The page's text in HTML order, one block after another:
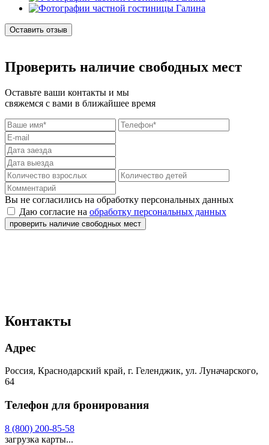
Оставить отзыв
Проверить наличие свободных мест
Оставьте ваши контакты и мы
свяжемся с вами в ближайшее время
Вы не согласились на обработку персональных данных
Даю согласие на обработку персональных данных
проверить наличие свободных мест
Контакты
Адрес
Россия, Краснодарский край, г. Геленджик, ул. Луначарского,
64
Телефон для бронирования
8 (800) 200-85-58
загрузка карты...